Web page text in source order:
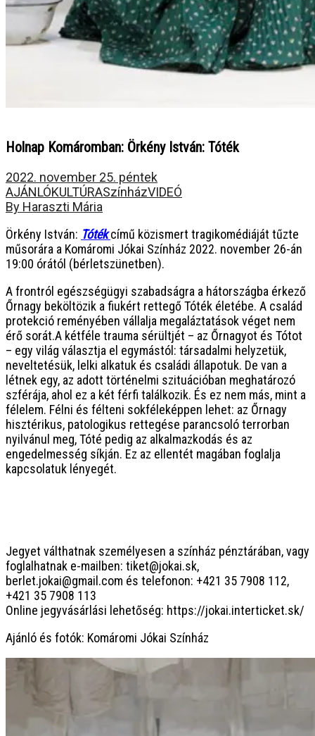
Holnap Komáromban: Örkény István: Tóték
2022. november 25. péntek
AJÁNLÓKULTÚRASzínházVIDEÓ
By Haraszti Mária
Örkény István: Tótékcímű közismert tragikomédiáját tűzte
műsorára a Komáromi Jókai Színház 2022. november 26-án
19:00 órától (bérletszünetben).
A frontról egészségügyi szabadságra a hátországba érkező
Őrnagy beköltözik a fiukért rettegő Tóték életébe. A család
protekció reményében vállalja megaláztatások véget nem
érő sorát.A kétféle trauma sérültjét – az Őrnagyot és Tótot
– egy világ választja el egymástól: társadalmi helyzetük,
neveltetésük, lelki alkatuk és családi állapotuk. De van a
létnek egy, az adott történelmi szituációban meghatározó
szférája, ahol ez a két férfi találkozik. És ez nem más, mint a
félelem. Félni és félteni sokféleképpen lehet: az Őrnagy
hisztérikus, patologikus rettegése parancsoló terrorban
nyilvánul meg, Tóté pedig az alkalmazkodás és az
engedelmesség síkján. Ez az ellentét magában foglalja
kapcsolatuk lényegét.
Jegyet válthatnak személyesen a színház pénztárában, vagy
foglalhatnak e-mailben: tiket@jokai.sk,
berlet.jokai@gmail.com és telefonon: +421 35 7908 112,
+421 35 7908 113
Online jegyvásárlási lehetőség: https://jokai.interticket.sk/
Ajánló és fotók: Komáromi Jókai Színház